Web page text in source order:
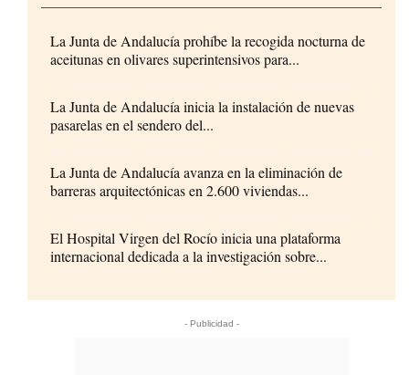
La Junta de Andalucía prohíbe la recogida nocturna de
aceitunas en olivares superintensivos para...
La Junta de Andalucía inicia la instalación de nuevas
pasarelas en el sendero del...
La Junta de Andalucía avanza en la eliminación de
barreras arquitectónicas en 2.600 viviendas...
El Hospital Virgen del Rocío inicia una plataforma
internacional dedicada a la investigación sobre...
- Publicidad -